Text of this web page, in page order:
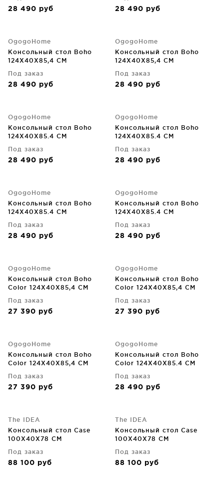
28 490 руб 28 490 руб
OgogoHome
Консольный стол Boho
124X40X85,4 CM
Под заказ
28 490 руб
OgogoHome
Консольный стол Boho
124X40X85,4 CM
Под заказ
28 490 руб
OgogoHome
Консольный стол Boho
124X40X85.4 CM
Под заказ
28 490 руб
OgogoHome
Консольный стол Boho
124X40X85.4 CM
Под заказ
28 490 руб
OgogoHome
Консольный стол Boho
124X40X85.4 CM
Под заказ
28 490 руб
OgogoHome
Консольный стол Boho
124X40X85.4 CM
Под заказ
28 490 руб
OgogoHome
Консольный стол Boho
Color 124X40X85,4 CM
Под заказ
27 390 руб
OgogoHome
Консольный стол Boho
Color 124X40X85,4 CM
Под заказ
27 390 руб
OgogoHome
Консольный стол Boho
Color 124X40X85,4 CM
Под заказ
27 390 руб
OgogoHome
Консольный стол Boho
Color 124X40X85.4 CM
Под заказ
28 490 руб
The IDEA
Консольный стол Case
100X40X78 CM
Под заказ
88 100 руб
The IDEA
Консольный стол Case
100X40X78 CM
Под заказ
88 100 руб